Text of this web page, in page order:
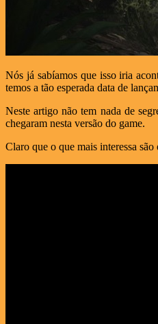
Nós já sabíamos que isso iria
temos a tão esperada data de
Neste artigo não tem nada de
chegaram nesta versão do game.
Claro que o que mais interessa